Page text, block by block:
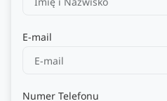
E-mail
Numer Telefonu